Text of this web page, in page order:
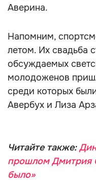
Аверина.
Напомним,
летом. Их свадьба
обсуждаемых
молодоженов
среди которых
Авербух и Лиза
Читайте также:
прошлом Дмитрия
было»